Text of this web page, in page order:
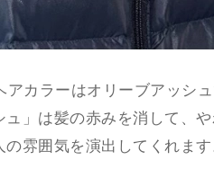
カラーはオリーブアッシ
ュ」は髪の赤みを消して、
雰囲気を演出してくれます